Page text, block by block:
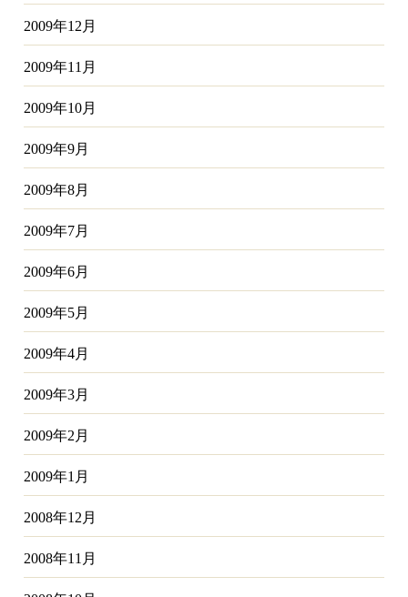
2009年12月
2009年11月
2009年10月
2009年9月
2009年8月
2009年7月
2009年6月
2009年5月
2009年4月
2009年3月
2009年2月
2009年1月
2008年12月
2008年11月